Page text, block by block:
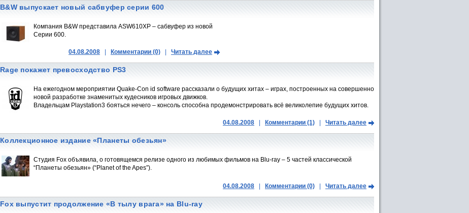
B&W выпускает новый сабвуфер серии 600
Компания B&W представила ASW610XP – сабвуфер из новой
Серии 600.
04.08.2008 Комментарии (0) Читать далее
Rage покажет превосходство PS3
На ежегодном мероприятии Quake-Сon id software рассказали о будущих хитах – играх, построенных на совершенно
новой разработке знаменитых кудесников игровых движков.
Владельцам Playstation3 бояться нечего – консоль способна продемонстрировать всё великолепие будущих хитов.
04.08.2008 Комментарии (1) Читать далее
Коллекционное издание «Планеты обезьян»
Студия Fox объявила, о готовящемся релизе одного из любимых фильмов на Blu-ray – 5 частей классической
“Планеты обезьян» (“Planet of the Apes”).
04.08.2008 Комментарии (0) Читать далее
Fox выпустит продолжение «В тылу врага» на Blu-ray